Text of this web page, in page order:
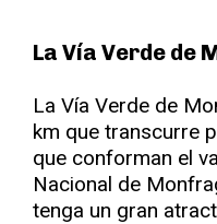
La Vía Verde de
La Vía Verde de
km que transcurre
que conforman el
Nacional de
tenga un gran